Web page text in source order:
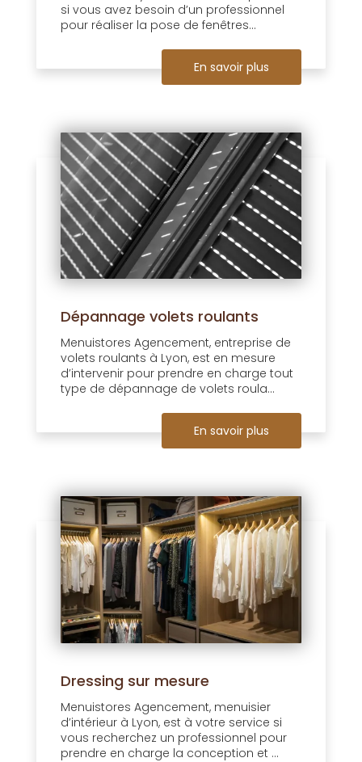
si vous avez besoin d’un professionnel
pour réaliser la pose de fenêtres...
En savoir plus
Dépannage volets roulants
Menuistores Agencement, entreprise de
volets roulants à Lyon, est en mesure
d’intervenir pour prendre en charge tout
type de dépannage de volets roula...
En savoir plus
Dressing sur mesure
Menuistores Agencement, menuisier
d’intérieur à Lyon, est à votre service si
vous recherchez un professionnel pour
prendre en charge la conception et ...